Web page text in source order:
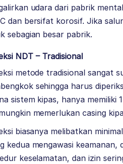
udara dari pabrik
dan bersifat korosif. Jika
sebagian besar pabrik.
NDT – Tradisional
metode tradisional sangat
sehingga harus
sistem kipas, hanya
memerlukan casing
biasanya melibatkan
kedua mengawasi
keselamatan, dan izin